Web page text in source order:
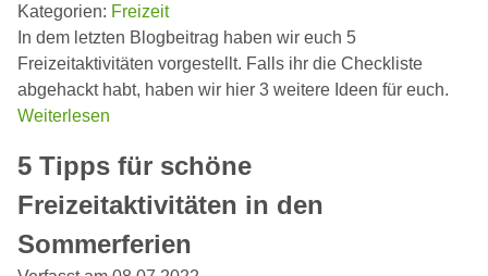
Kategorien: Freizeit
In dem letzten Blogbeitrag haben wir euch 5
Freizeitaktivitäten vorgestellt. Falls ihr die Checkliste
abgehackt habt, haben wir hier 3 weitere Ideen für euch.
Weiterlesen
5 Tipps für schöne
Freizeitaktivitäten in den
Sommerferien